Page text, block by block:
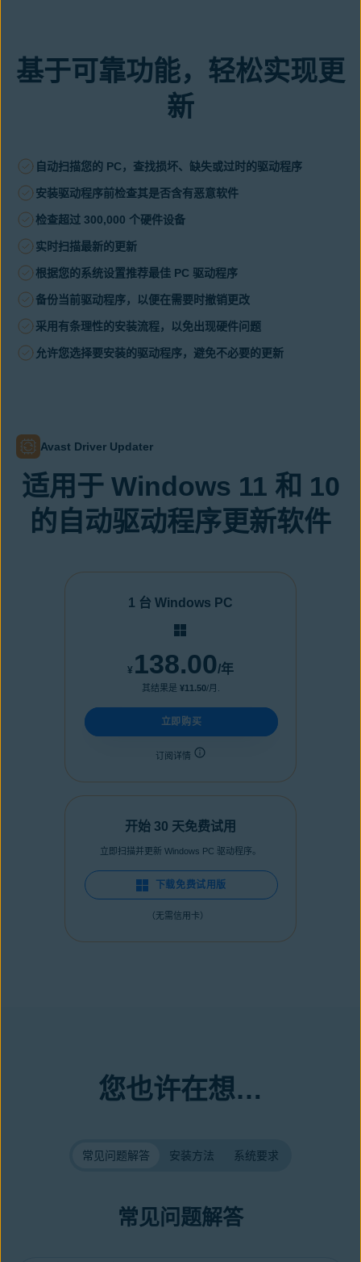
基于可靠功能，轻松实现更
新
自动扫描您的 PC，查找损坏、缺失或过时的驱动程序
安装驱动程序前检查其是否含有恶意软件
检查超过 300,000 个硬件设备
实时扫描最新的更新
根据您的系统设置推荐最佳 PC 驱动程序
备份当前驱动程序，以便在需要时撤销更改
采用有条理性的安装流程，以免出现硬件问题
允许您选择要安装的驱动程序，避免不必要的更新
Avast Driver Updater
适用于 Windows 11 和 10
的自动驱动程序更新软件
1 台 Windows PC
¥ 138.00/年
其结果是 ¥11.50/月.
立即购买
订阅详情
开始 30 天免费试用
立即扫描并更新 Windows PC 驱动程序。
下载免费试用版
（无需信用卡）
您也许在想…
常见问题解答 安装方法 系统要求
常见问题解答